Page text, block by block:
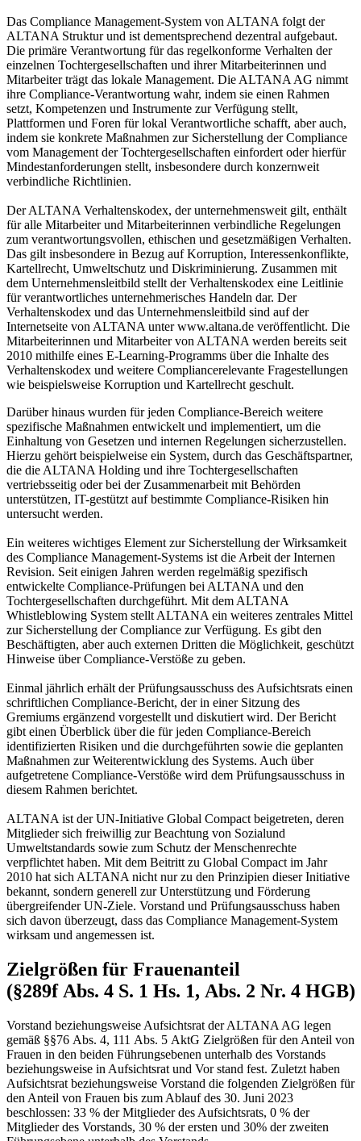
Das Compliance Management-System von ALTANA folgt der
ALTANA Struktur und ist dementsprechend dezentral aufgebaut.
Die primäre Verantwortung für das regelkonforme Verhalten der
einzelnen Tochtergesellschaften und ihrer Mitarbeiterinnen und
Mitarbeiter trägt das lokale Management. Die ALTANA AG nimmt
ihre Compliance-Verantwortung wahr, indem sie einen Rahmen
setzt, Kompetenzen und Instrumente zur Verfügung stellt,
Plattformen und Foren für lokal Verantwortliche schafft, aber auch,
indem sie konkrete Maßnahmen zur Sicherstellung der Compliance
vom Management der Tochtergesellschaften einfordert oder hierfür
Mindestanforderungen stellt, insbesondere durch konzernweit
verbindliche Richtlinien.
Der ALTANA Verhaltenskodex, der unternehmensweit gilt, enthält
für alle Mitarbeiter und Mitarbeiterinnen verbindliche Regelungen
zum verantwortungsvollen, ethischen und gesetzmäßigen Verhalten.
Das gilt insbesondere in Bezug auf Korruption, Interessenkonflikte,
Kartellrecht, Umweltschutz und Diskriminierung. Zusammen mit
dem Unternehmensleitbild stellt der Verhaltenskodex eine Leitlinie
für verantwortliches unternehmerisches Handeln dar. Der
Verhaltenskodex und das Unternehmensleitbild sind auf der
Internetseite von ALTANA unter www.altana.de veröffentlicht. Die
Mitarbeiterinnen und Mitarbeiter von ALTANA werden bereits seit
2010 mithilfe eines E-Learning-Programms über die Inhalte des
Verhaltenskodex und weitere Compliancerelevante Fragestellungen
wie beispielsweise Korruption und Kartellrecht geschult.
Darüber hinaus wurden für jeden Compliance-Bereich weitere
spezifische Maßnahmen entwickelt und implementiert, um die
Einhaltung von Gesetzen und internen Regelungen sicherzustellen.
Hierzu gehört beispielweise ein System, durch das Geschäftspartner,
die die ALTANA Holding und ihre Tochtergesellschaften
vertriebsseitig oder bei der Zusammenarbeit mit Behörden
unterstützen, IT-gestützt auf bestimmte Compliance-Risiken hin
untersucht werden.
Ein weiteres wichtiges Element zur Sicherstellung der Wirksamkeit
des Compliance Management-Systems ist die Arbeit der Internen
Revision. Seit einigen Jahren werden regelmäßig spezifisch
entwickelte Compliance-Prüfungen bei ALTANA und den
Tochtergesellschaften durchgeführt. Mit dem ALTANA
Whistleblowing System stellt ALTANA ein weiteres zentrales Mittel
zur Sicherstellung der Compliance zur Verfügung. Es gibt den
Beschäftigten, aber auch externen Dritten die Möglichkeit, geschützt
Hinweise über Compliance-Verstöße zu geben.
Einmal jährlich erhält der Prüfungsausschuss des Aufsichtsrats einen
schriftlichen Compliance-Bericht, der in einer Sitzung des
Gremiums ergänzend vorgestellt und diskutiert wird. Der Bericht
gibt einen Überblick über die für jeden Compliance-Bereich
identifizierten Risiken und die durchgeführten sowie die geplanten
Maßnahmen zur Weiterentwicklung des Systems. Auch über
aufgetretene Compliance-Verstöße wird dem Prüfungsausschuss in
diesem Rahmen berichtet.
ALTANA ist der UN-Initiative Global Compact beigetreten, deren
Mitglieder sich freiwillig zur Beachtung von Sozialund
Umweltstandards sowie zum Schutz der Menschenrechte
verpflichtet haben. Mit dem Beitritt zu Global Compact im Jahr
2010 hat sich ALTANA nicht nur zu den Prinzipien dieser Initiative
bekannt, sondern generell zur Unterstützung und Förderung
übergreifender UN-Ziele. Vorstand und Prüfungsausschuss haben
sich davon überzeugt, dass das Compliance Management-System
wirksam und angemessen ist.
Zielgrößen für Frauenanteil
(§289f Abs. 4 S. 1 Hs. 1, Abs. 2 Nr. 4 HGB)
Vorstand beziehungsweise Aufsichtsrat der ALTANA AG legen
gemäß §§76 Abs. 4, 111 Abs. 5 AktG Zielgrößen für den Anteil von
Frauen in den beiden Führungsebenen unterhalb des Vorstands
beziehungsweise in Aufsichtsrat und Vor stand fest. Zuletzt haben
Aufsichtsrat beziehungsweise Vorstand die folgenden Zielgrößen für
den Anteil von Frauen bis zum Ablauf des 30. Juni 2023
beschlossen: 33 % der Mitglieder des Aufsichtsrats, 0 % der
Mitglieder des Vorstands, 30 % der ersten und 30% der zweiten